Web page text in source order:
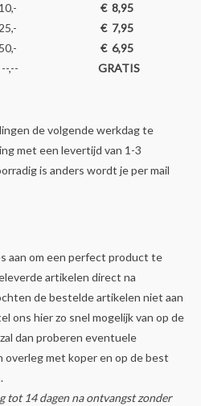
€ 8,95
€ 7,95
€ 6,95
,-- GRATIS
de volgende werkdag te
met een levertijd van 1-3
is anders wordt je per mail
aan om een perfect product te
artikelen direct na
de bestelde artikelen niet aan
ons hier zo snel mogelijk van op de
dan proberen eventuele
met koper en op de best
tot 14 dagen na ontvangst zonder